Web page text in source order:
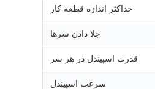
حداکثر اندازه قطعه کار
جلا دادن سرها
قدرت اسپیندل در هر سر
سرعت اسپیندل